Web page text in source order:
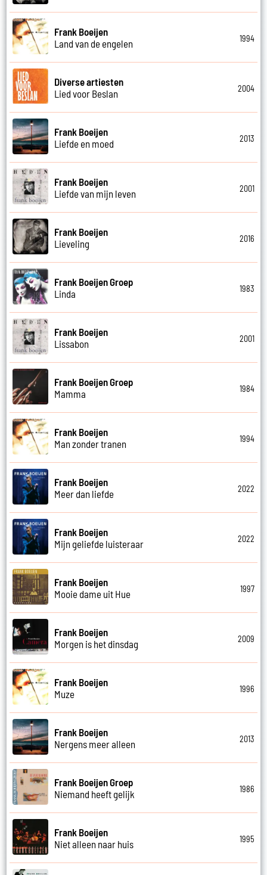
Frank Boeijen
Land van de engelen
1994
Diverse artiesten
Lied voor Beslan
2004
Frank Boeijen
Liefde en moed
2013
Frank Boeijen
Liefde van mijn leven
2001
Frank Boeijen
Lieveling
2016
Frank Boeijen Groep
Linda
1983
Frank Boeijen
Lissabon
2001
Frank Boeijen Groep
Mamma
1984
Frank Boeijen
Man zonder tranen
1994
Frank Boeijen
Meer dan liefde
2022
Frank Boeijen
Mijn geliefde luisteraar
2022
Frank Boeijen
Mooie dame uit Hue
1997
Frank Boeijen
Morgen is het dinsdag
2009
Frank Boeijen
Muze
1996
Frank Boeijen
Nergens meer alleen
2013
Frank Boeijen Groep
Niemand heeft gelijk
1986
Frank Boeijen
Niet alleen naar huis
1995